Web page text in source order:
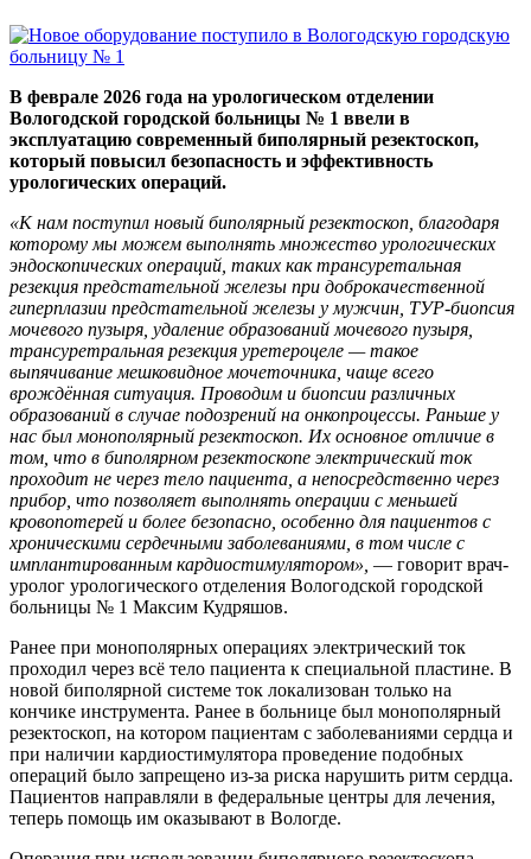
В феврале 2026 года на урологическом отделении
Вологодской городской больницы № 1 ввели в
эксплуатацию современный биполярный резектоскоп,
который повысил безопасность и эффективность
урологических операций.
«К нам поступил новый биполярный резектоскоп, благодаря
которому мы можем выполнять множество урологических
эндоскопических операций, таких как трансуретальная
резекция предстательной железы при доброкачественной
гиперплазии предстательной железы у мужчин, ТУР-биопсия
мочевого пузыря, удаление образований мочевого пузыря,
трансуретральная резекция уретероцеле — такое
выпячивание мешковидное мочеточника, чаще всего
врождённая ситуация. Проводим и биопсии различных
образований в случае подозрений на онкопроцессы. Раньше у
нас был монополярный резектоскоп. Их основное отличие в
том, что в биполярном резектоскопе электрический ток
проходит не через тело пациента, а непосредственно через
прибор, что позволяет выполнять операции с меньшей
кровопотерей и более безопасно, особенно для пациентов с
хроническими сердечными заболеваниями, в том числе с
имплантированным кардиостимулятором», — говорит врач-
уролог урологического отделения Вологодской городской
больницы № 1 Максим Кудряшов.
Ранее при монополярных операциях электрический ток
проходил через всё тело пациента к специальной пластине. В
новой биполярной системе ток локализован только на
кончике инструмента. Ранее в больнице был монополярный
резектоскоп, на котором пациентам с заболеваниями сердца и
при наличии кардиостимулятора проведение подобных
операций было запрещено из-за риска нарушить ритм сердца.
Пациентов направляли в федеральные центры для лечения,
теперь помощь им оказывают в Вологде.